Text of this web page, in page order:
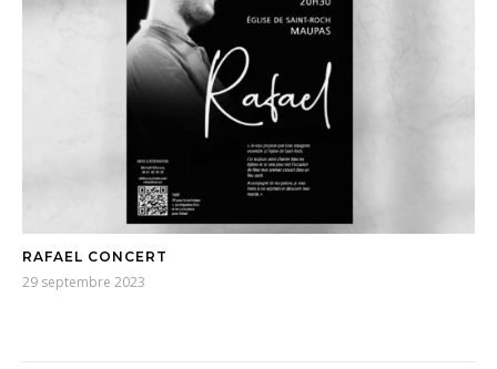
RAFAEL CONCERT
29 septembre 2023